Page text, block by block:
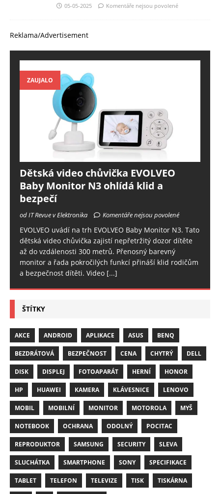
05-05-2025 Komentáře nejsou povolené
Reklama/Advertisement
ZAUJALO
Dětská video chůvička EVOLVEO
Baby Monitor N3 ohlídá klid a
bezpečí
od IT Revue v Elektronika Komentáře nejsou povolené
EVOLVEO uvádí na trh EVOLVEO Baby Monitor N3. Tato
dětská video chůvička zajistí nepřetržitý dozor dítěte
až do vzdálenosti 300 metrů. Přenosný barevný
monitor a řada pokročilých funkcí přináší klid rodičům
a bezpečnost dítěti. Video [...]
ŠTÍTKY
AKCE ANDROID APLIKACE ASUS BENQ
BEZDRÁTOVÁ BEZPEČNOST CENA CHYTRÝ DELL
DISK DISPLEJ FOTOAPARÁT HERNÍ HONOR
HP HUAWEI KAMERA KLÁVESNICE LENOVO
MOBIL MOBILNÍ MONITOR MOTOROLA MYŠ
NOTEBOOK OCHRANA ODOLNÝ POCITAC
REPRODUKTOR SAMSUNG SECURITY SLEVA
SLUCHÁTKA SMARTPHONE SONY SPECIFIKACE
TABLET TELEFON TELEVIZE TISK TISKÁRNA